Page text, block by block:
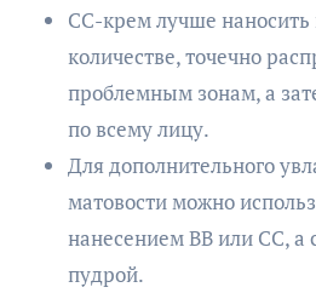
CC-крем лучше
количестве, точечно
проблемным зонам, а
по всему лицу.
Для дополнительного
матовости можно
нанесением BB или CC, а
пудрой.